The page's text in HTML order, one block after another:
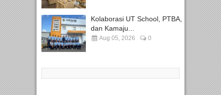
Kolaborasi UT School, PTBA,
dan Kamaju...
Aug 05, 2026 0